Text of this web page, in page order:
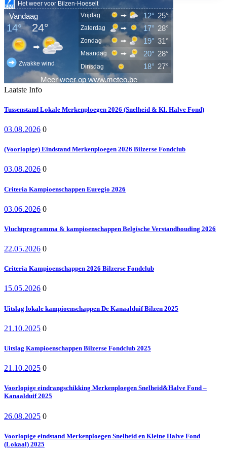
Laatste Info
Tussenstand Lokale Merkenploegen 2026 (Snelheid & Kl. Halve Fond)
03.08.2026 0
(Voorlopige) Eindstand Merkenploegen 2026 Bilzerse Fondclub
03.08.2026 0
Criteria Kampioenschappen Euregio 2026
03.06.2026 0
Vluchtprogramma & kampioenschappen Belgische Verstandhouding 2026
22.05.2026 0
Criteria Kampioenschappen 2026 Bilzerse Fondclub
15.05.2026 0
Uitslag lokale kampioenschappen De Kanaalduif Bilzen 2025
21.10.2025 0
Uitslag Kampioenschappen Bilzerse Fondclub 2025
21.10.2025 0
Voorlopige eindrangschikking Merkenploegen Snelheid&Halve Fond –
Kanaalduif 2025
26.08.2025 0
Voorlopige eindstand Merkenploegen Snelheid en Kleine Halve Fond
(Lokaal) 2025